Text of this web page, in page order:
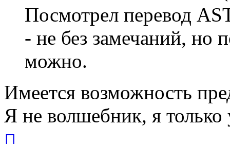
Посмотрел перевод
- не без замечаний, но
можно.
Имеется возможность
Я не волшебник, я только